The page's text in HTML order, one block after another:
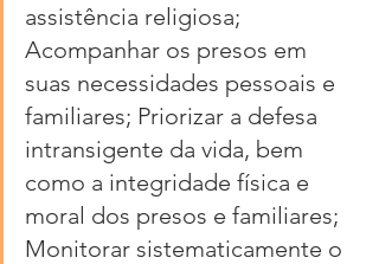
assistência religiosa;
Acompanhar os presos em
suas necessidades pessoais e
familiares; Priorizar a defesa
intransigente da vida, bem
como a integridade física e
moral dos presos e familiares;
Monitorar sistematicamente o